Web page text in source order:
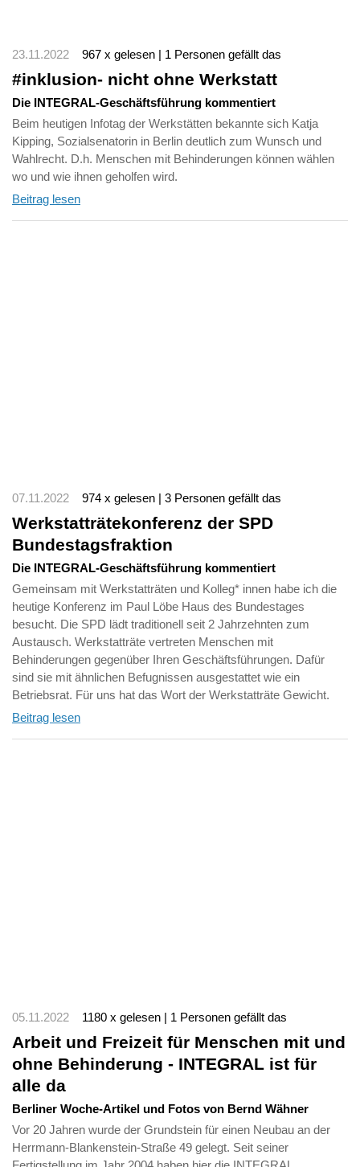
23.11.2022 967 x gelesen | 1 Personen gefällt das
#inklusion- nicht ohne Werkstatt
Die INTEGRAL-Geschäftsführung kommentiert
Beim heutigen Infotag der Werkstätten bekannte sich Katja
Kipping, Sozialsenatorin in Berlin deutlich zum Wunsch und
Wahlrecht. D.h. Menschen mit Behinderungen können wählen
wo und wie ihnen geholfen wird.
Beitrag lesen
07.11.2022 974 x gelesen | 3 Personen gefällt das
Werkstatträtekonferenz der SPD
Bundestagsfraktion
Die INTEGRAL-Geschäftsführung kommentiert
Gemeinsam mit Werkstatträten und Kolleg* innen habe ich die
heutige Konferenz im Paul Löbe Haus des Bundestages
besucht. Die SPD lädt traditionell seit 2 Jahrzehnten zum
Austausch. Werkstatträte vertreten Menschen mit
Behinderungen gegenüber Ihren Geschäftsführungen. Dafür
sind sie mit ähnlichen Befugnissen ausgestattet wie ein
Betriebsrat. Für uns hat das Wort der Werkstatträte Gewicht.
Beitrag lesen
05.11.2022 1180 x gelesen | 1 Personen gefällt das
Arbeit und Freizeit für Menschen mit und
ohne Behinderung - INTEGRAL ist für
alle da
Berliner Woche-Artikel und Fotos von Bernd Wähner
Vor 20 Jahren wurde der Grundstein für einen Neubau an der
Herrmann-Blankenstein-Straße 49 gelegt. Seit seiner